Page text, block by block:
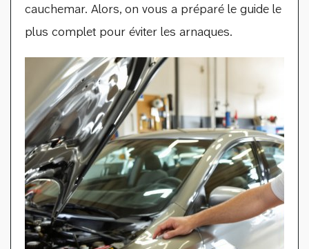
cauchemar. Alors, on vous a préparé le guide le
plus complet pour éviter les arnaques.